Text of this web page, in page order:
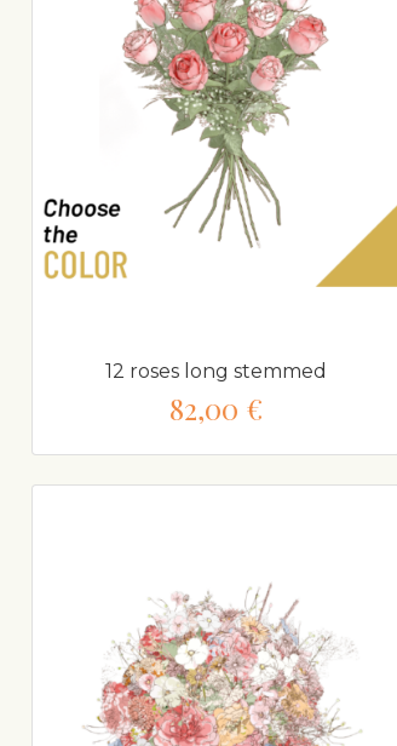
12 roses long stemmed
82,00 €